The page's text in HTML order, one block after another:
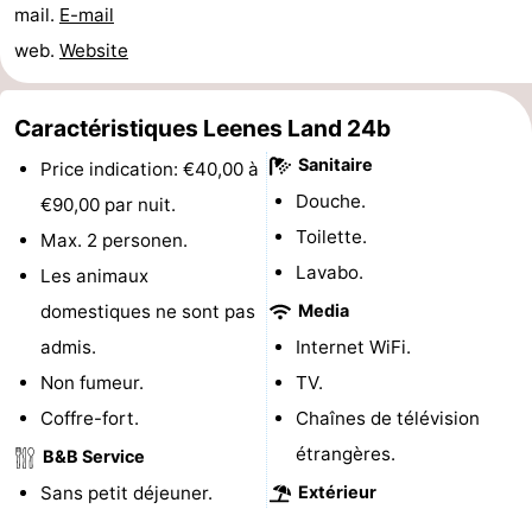
du
vélo
Randonnée
-
Équitation
-
golf
Peche
Sportive
Equitation
Boire
manger
Événements
Conduite
de
l'anneau
Pratiques
Forum
mail. E-mail
web. Website
Caractéristiques Leenes Land 24b
Price indication: €40,00 à
€90,00 par nuit.
Max. 2 personen.
Les animaux
domestiques ne sont pas
admis.
Non fumeur.
Coffre-fort.
B&B Service
Sans petit déjeuner.
Sanitaire
Douche.
Toilette.
Lavabo.
Media
Internet WiFi.
TV.
Chaînes de télévision
étrangères.
Extérieur